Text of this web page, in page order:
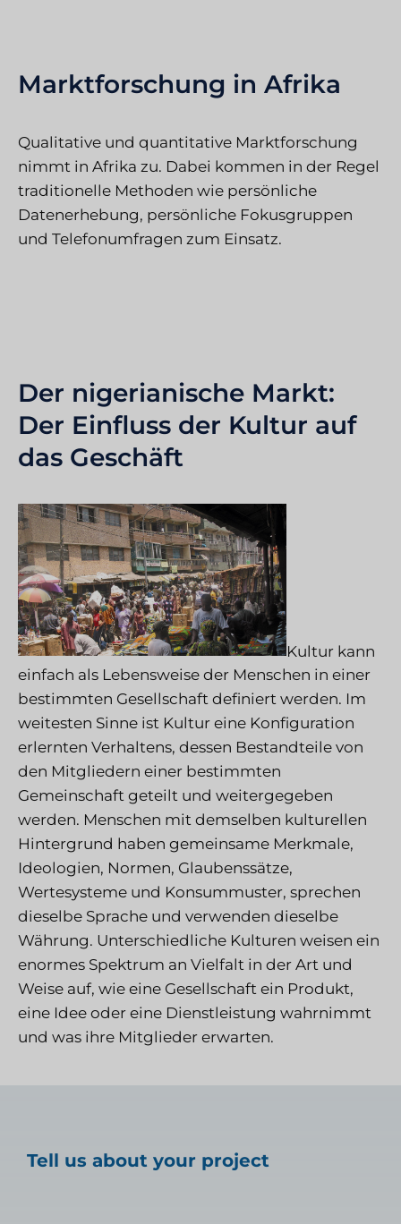
Marktforschung in Afrika
Qualitative und quantitative Marktforschung
nimmt in Afrika zu. Dabei kommen in der Regel
traditionelle Methoden wie persönliche
Datenerhebung, persönliche Fokusgruppen
und Telefonumfragen zum Einsatz.
Der nigerianische Markt:
Der Einfluss der Kultur auf
das Geschäft
Kultur kann
einfach als Lebensweise der Menschen in einer
bestimmten Gesellschaft definiert werden. Im
weitesten Sinne ist Kultur eine Konfiguration
erlernten Verhaltens, dessen Bestandteile von
den Mitgliedern einer bestimmten
Gemeinschaft geteilt und weitergegeben
werden. Menschen mit demselben kulturellen
Hintergrund haben gemeinsame Merkmale,
Ideologien, Normen, Glaubenssätze,
Wertesysteme und Konsummuster, sprechen
dieselbe Sprache und verwenden dieselbe
Währung. Unterschiedliche Kulturen weisen ein
enormes Spektrum an Vielfalt in der Art und
Weise auf, wie eine Gesellschaft ein Produkt,
eine Idee oder eine Dienstleistung wahrnimmt
und was ihre Mitglieder erwarten.
Tell us about your project